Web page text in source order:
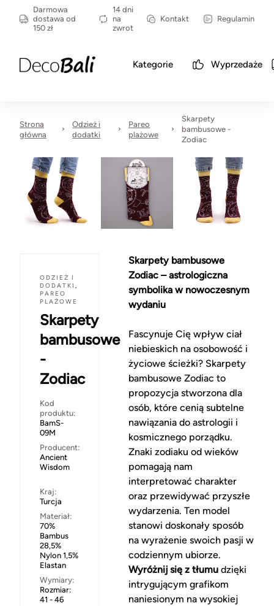
Darmowa
dostawa od
150 zł
14 dni
na
zwrot
Kontakt Regulamin
Kategorie Wyprzedaże
Strona
główna
Odzież i
dodatki
Pareo
plażowe
Skarpety
bambusowe -
Zodiac
ODZIEŻ I
DODATKI ,
PAREO
PLAŻOWE
Skarpety
bambusowe
-
Zodiac
Kod
produktu:
BamS-
09M
Producent:
Ancient
Wisdom
Kraj:
Turcja
Materiał:
70%
Bambus
28,5%
Nylon 1,5%
Elastan
Wymiary:
Rozmiar:
41 - 46
Skarpety bambusowe
Zodiac – astrologiczna
symbolika w nowoczesnym
wydaniu
Fascynuje Cię wpływ ciał
niebieskich na osobowość i
życiowe ścieżki? Skarpety
bambusowe Zodiac to
propozycja stworzona dla
osób, które cenią subtelne
nawiązania do astrologii i
kosmicznego porządku.
Znaki zodiaku od wieków
pomagają nam
interpretować charakter
oraz przewidywać przyszłe
wydarzenia. Ten model
stanowi doskonały sposób
na wyrażenie swoich pasji w
codziennym ubiorze.
Wyróżnij się z tłumudzięki
intrygującym grafikom
naniesionym na wysokiej